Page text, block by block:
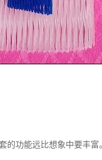
的功能远比想象中要丰富